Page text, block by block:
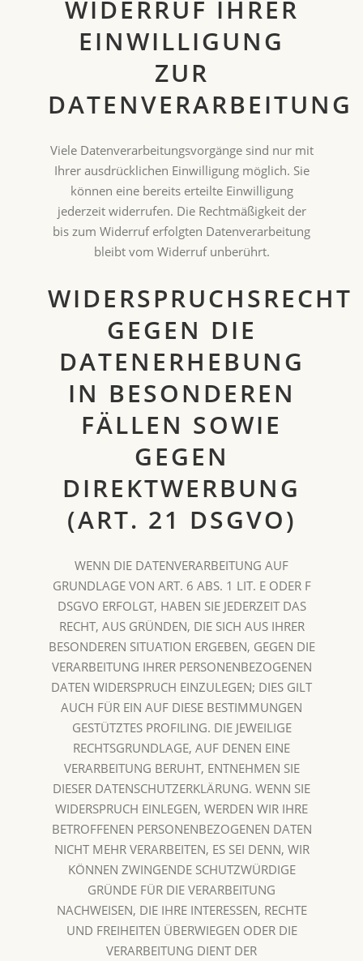
WIDERRUF IHRER
EINWILLIGUNG
ZUR
DATENVERARBEITUNG
Viele Datenverarbeitungsvorgänge sind nur mit
Ihrer ausdrücklichen Einwilligung möglich. Sie
können eine bereits erteilte Einwilligung
jederzeit widerrufen. Die Rechtmäßigkeit der
bis zum Widerruf erfolgten Datenverarbeitung
bleibt vom Widerruf unberührt.
WIDERSPRUCHSRECHT
GEGEN DIE
DATENERHEBUNG
IN BESONDEREN
FÄLLEN SOWIE
GEGEN
DIREKTWERBUNG
(ART. 21 DSGVO)
WENN DIE DATENVERARBEITUNG AUF
GRUNDLAGE VON ART. 6 ABS. 1 LIT. E ODER F
DSGVO ERFOLGT, HABEN SIE JEDERZEIT DAS
RECHT, AUS GRÜNDEN, DIE SICH AUS IHRER
BESONDEREN SITUATION ERGEBEN, GEGEN DIE
VERARBEITUNG IHRER PERSONENBEZOGENEN
DATEN WIDERSPRUCH EINZULEGEN; DIES GILT
AUCH FÜR EIN AUF DIESE BESTIMMUNGEN
GESTÜTZTES PROFILING. DIE JEWEILIGE
RECHTSGRUNDLAGE, AUF DENEN EINE
VERARBEITUNG BERUHT, ENTNEHMEN SIE
DIESER DATENSCHUTZERKLÄRUNG. WENN SIE
WIDERSPRUCH EINLEGEN, WERDEN WIR IHRE
BETROFFENEN PERSONENBEZOGENEN DATEN
NICHT MEHR VERARBEITEN, ES SEI DENN, WIR
KÖNNEN ZWINGENDE SCHUTZWÜRDIGE
GRÜNDE FÜR DIE VERARBEITUNG
NACHWEISEN, DIE IHRE INTERESSEN, RECHTE
UND FREIHEITEN ÜBERWIEGEN ODER DIE
VERARBEITUNG DIENT DER